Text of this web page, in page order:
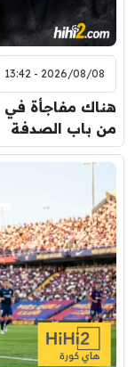
2026/08/08 - 13:42
هناك مفاجأة في
من باب الصدفة